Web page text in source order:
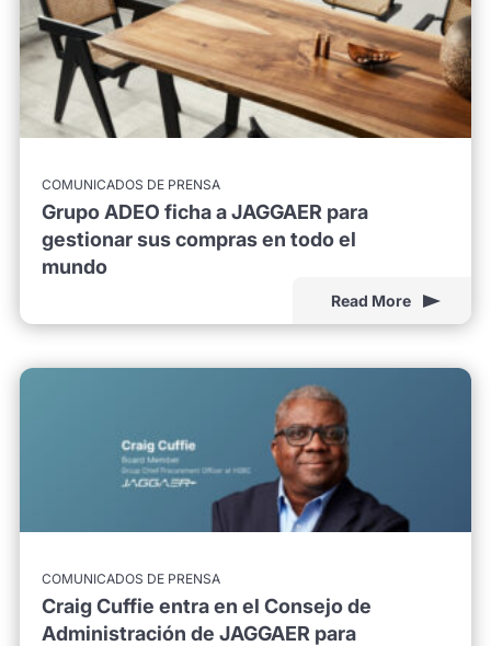
COMUNICADOS DE PRENSA
Grupo ADEO ficha a JAGGAER para
gestionar sus compras en todo el
mundo
Read More
COMUNICADOS DE PRENSA
Craig Cuffie entra en el Consejo de
Administración de JAGGAER para